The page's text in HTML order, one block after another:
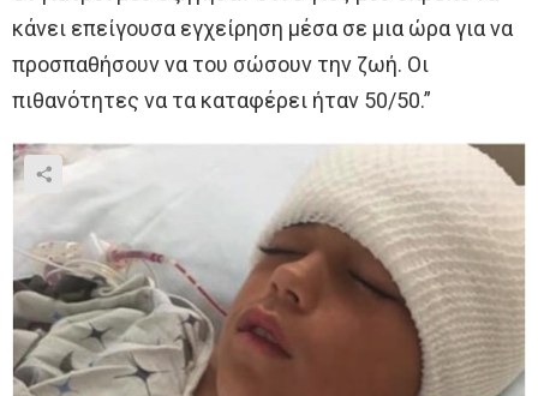
κάνει επείγουσα εγχείρηση μέσα σε μια ώρα για να
προσπαθήσουν να του σώσουν την ζωή. Οι
πιθανότητες να τα καταφέρει ήταν 50/50.”